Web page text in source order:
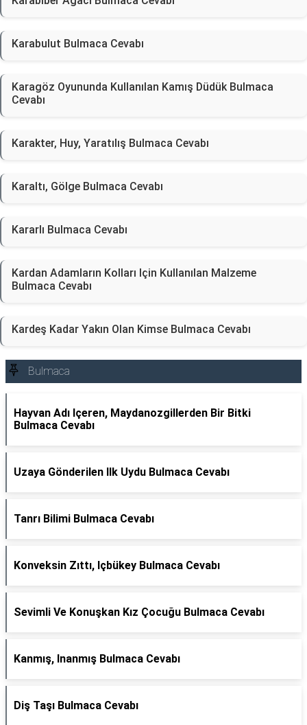
Karabulut Bulmaca Cevabı
Karagöz Oyununda Kullanılan Kamış Düdük Bulmaca
Cevabı
Karakter, Huy, Yaratılış Bulmaca Cevabı
Karaltı, Gölge Bulmaca Cevabı
Kararlı Bulmaca Cevabı
Kardan Adamların Kolları Için Kullanılan Malzeme
Bulmaca Cevabı
Kardeş Kadar Yakın Olan Kimse Bulmaca Cevabı
Bulmaca
Hayvan Adı Içeren, Maydanozgillerden Bir Bitki
Bulmaca Cevabı
Uzaya Gönderilen Ilk Uydu Bulmaca Cevabı
Tanrı Bilimi Bulmaca Cevabı
Konveksin Zıttı, Içbükey Bulmaca Cevabı
Sevimli Ve Konuşkan Kız Çocuğu Bulmaca Cevabı
Kanmış, Inanmış Bulmaca Cevabı
Diş Taşı Bulmaca Cevabı